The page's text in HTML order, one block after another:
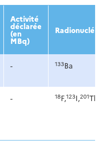
2015 2016
Activité
déclarée
(en
MBq)
- 133Ba
- 18F,123I,201Tl,